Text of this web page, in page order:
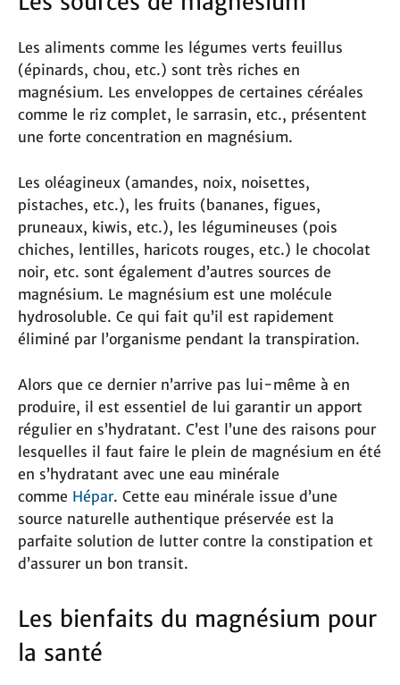
Les aliments comme les légumes verts feuillus
(épinards, chou, etc.) sont très riches en
magnésium. Les enveloppes de certaines céréales
comme le riz complet, le sarrasin, etc., présentent
une forte concentration en magnésium.
Les oléagineux (amandes, noix, noisettes,
pistaches, etc.), les fruits (bananes, figues,
pruneaux, kiwis, etc.), les légumineuses (pois
chiches, lentilles, haricots rouges, etc.) le chocolat
noir, etc. sont également d’autres sources de
magnésium. Le magnésium est une molécule
hydrosoluble. Ce qui fait qu’il est rapidement
éliminé par l’organisme pendant la transpiration.
Alors que ce dernier n’arrive pas lui-même à en
produire, il est essentiel de lui garantir un apport
régulier en s’hydratant. C’est l’une des raisons pour
lesquelles il faut faire le plein de magnésium en été
en s’hydratant avec une eau minérale
comme Hépar. Cette eau minérale issue d’une
source naturelle authentique préservée est la
parfaite solution de lutter contre la constipation et
d’assurer un bon transit.
Les bienfaits du magnésium pour
la santé